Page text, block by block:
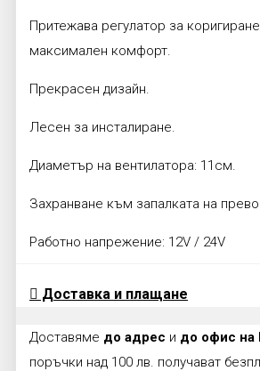
Притежава регулатор за
максимален комфорт.
Прекрасен дизайн.
Лесен за инсталиране.
Диаметър на вентилатора: 11см.
Захранване към запалката на
Работно напрежение: 12V / 24V
Доставка и плащане
Доставяме до адрес и до офис на
поръчки над 100 лв. получават